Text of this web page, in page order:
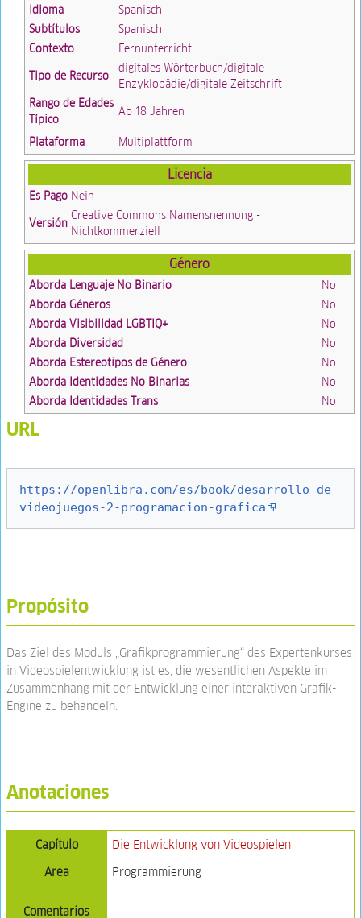
Idioma
Spanisch
Subtítulos
Spanisch
Contexto
Fernunterricht
Tipo de Recurso
digitales Wörterbuch/digitale
Enzyklopädie/digitale Zeitschrift
Rango de Edades
Típico
Ab 18 Jahren
Plataforma Multiplattform
Licencia
Es Pago Nein
Versión
Creative Commons Namensnennung -
Nichtkommerziell
Género
Aborda Lenguaje No Binario
No
Aborda Géneros
No
Aborda Visibilidad LGBTIQ+
No
Aborda Diversidad
No
Aborda Estereotipos de Género
No
Aborda Identidades No Binarias
No
Aborda Identidades Trans
No
URL
https://openlibra.com/es/book/desarrollo-de-
videojuegos-2-programacion-grafica
Propósito
Das Ziel des Moduls „Grafikprogrammierung“ des Expertenkurses
in Videospielentwicklung ist es, die wesentlichen Aspekte im
Zusammenhang mit der Entwicklung einer interaktiven Grafik-
Engine zu behandeln.
Anotaciones
Capítulo
Die Entwicklung von Videospielen
Area
Programmierung
Comentarios